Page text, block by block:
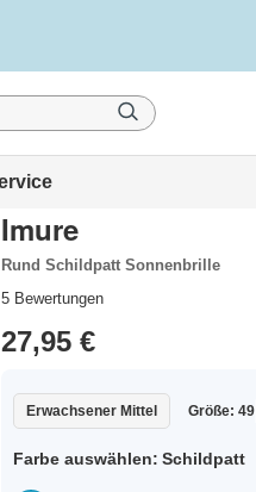
Imure
Rund Schildpatt Sonnenbrille
5 Bewertungen
27,95 €
Erwachsener Mittel Größe: 49
Farbe auswählen: Schildpatt